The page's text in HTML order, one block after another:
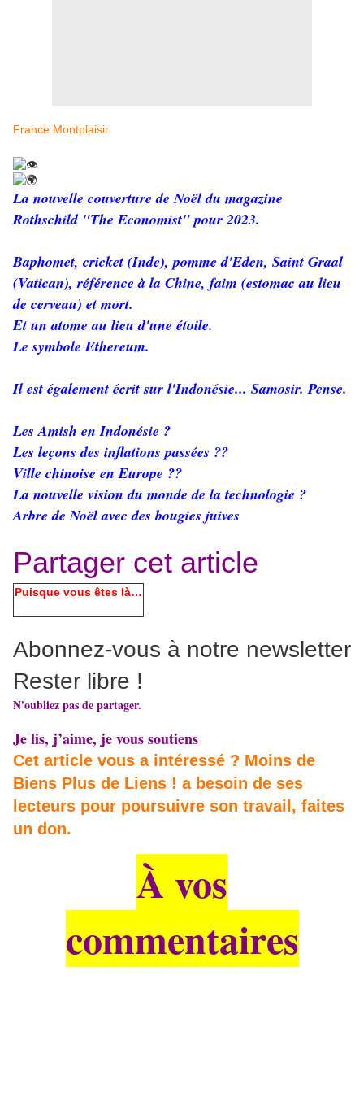
France Montplaisir
La nouvelle couverture de Noël du magazine
Rothschild "The Economist" pour 2023.
Baphomet, cricket (Inde), pomme d'Eden, Saint Graal
(Vatican), référence à la Chine, faim (estomac au lieu
de cerveau) et mort.
Et un atome au lieu d'une étoile.
Le symbole Ethereum.
Il est également écrit sur l'Indonésie... Samosir. Pense.
Les Amish en Indonésie ?
Les leçons des inflations passées ??
Ville chinoise en Europe ??
La nouvelle vision du monde de la technologie ?
Arbre de Noël avec des bougies juives
Partager cet article
Puisque vous êtes là…
Abonnez-vous à notre newsletter
Rester libre !
N'oubliez pas de partager.
Je lis, j’aime, je vous soutiens
Cet article vous a intéressé ? Moins de
Biens Plus de Liens ! a besoin de ses
lecteurs pour poursuivre son travail, faites
un don.
À vos
commentaires